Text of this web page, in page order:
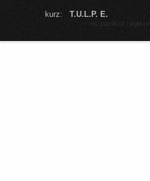
kurz: T.U.L.P. E.
HO 100.04.01 | eigM |